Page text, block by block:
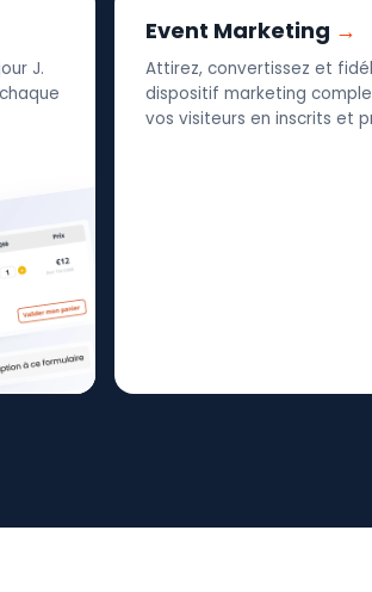
J.
Event Marketing
Attirez, convertissez et
dispositif marketing
vos visiteurs en inscrits et